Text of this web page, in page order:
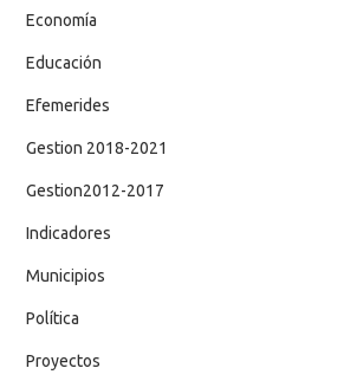
Economía
Educación
Efemerides
Gestion 2018-2021
Gestion2012-2017
Indicadores
Municipios
Política
Proyectos